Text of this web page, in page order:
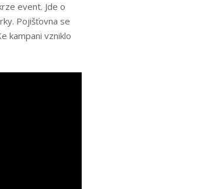
event. Jde o
Pojišťovna se
kampani vzniklo